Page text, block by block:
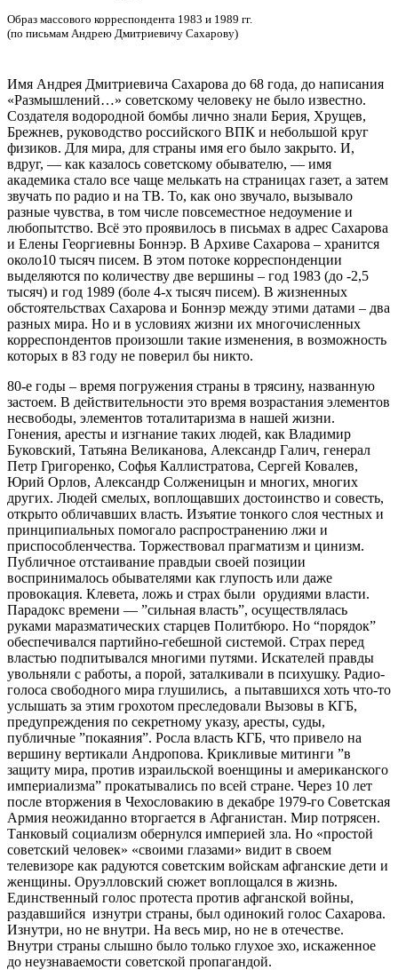
Образ массового корреспондента 1983 и 1989 гг.
(по письмам Андрею Дмитриевичу Сахарову)
Имя Андрея Дмитриевича Сахарова до 68 года, до написания
«Размышлений…» советскому человеку не было известно.
Создателя водородной бомбы лично знали Берия, Хрущев,
Брежнев, руководство российского ВПК и небольшой круг
физиков. Для мира, для страны имя его было закрыто. И,
вдруг, — как казалось советскому обывателю, — имя
академика стало все чаще мелькать на страницах газет, а затем
звучать по радио и на ТВ. То, как оно звучало, вызывало
разные чувства, в том числе повсеместное недоумение и
любопытство. Всё это проявилось в письмах в адрес Сахарова
и Елены Георгиевны Боннэр. В Архиве Сахарова – хранится
около10 тысяч писем. В этом потоке корреспонденции
выделяются по количеству две вершины – год 1983 (до -2,5
тысяч) и год 1989 (боле 4-х тысяч писем). В жизненных
обстоятельствах Сахарова и Боннэр между этими датами – два
разных мира. Но и в условиях жизни их многочисленных
корреспондентов произошли такие изменения, в возможность
которых в 83 году не поверил бы никто.
80-е годы – время погружения страны в трясину, названную
застоем. В действительности это время возрастания элементов
несвободы, элементов тоталитаризма в нашей жизни.
Гонения, аресты и изгнание таких людей, как Владимир
Буковский, Татьяна Великанова, Александр Галич, генерал
Петр Григоренко, Софья Каллистратова, Сергей Ковалев,
Юрий Орлов, Александр Солженицын и многих, многих
других. Людей смелых, воплощавших достоинство и совесть,
открыто обличавших власть. Изъятие тонкого слоя честных и
принципиальных помогало распространению лжи и
приспособленчества. Торжествовал прагматизм и цинизм.
Публичное отстаивание правдыи своей позиции
воспринималось обывателями как глупость или даже
провокация. Клевета, ложь и страх были орудиями власти.
Парадокс времени — ”сильная власть”, осуществлялась
руками маразматических старцев Политбюро. Но “порядок”
обеспечивался партийно-гебешной системой. Страх перед
властью подпитывался многими путями. Искателей правды
увольняли с работы, а порой, заталкивали в психушку. Радио-
голоса свободного мира глушились, а пытавшихся хоть что-то
услышать за этим грохотом преследовали Вызовы в КГБ,
предупреждения по секретному указу, аресты, суды,
публичные ”покаяния”. Росла власть КГБ, что привело на
вершину вертикали Андропова. Крикливые митинги ”в
защиту мира, против израильской военщины и американского
империализма” прокатывались по всей стране. Через 10 лет
после вторжения в Чехословакию в декабре 1979-го Советская
Армия неожиданно вторгается в Афганистан. Мир потрясен.
Танковый социализм обернулся империей зла. Но «простой
советский человек» «своими глазами» видит в своем
телевизоре как радуются советским войскам афганские дети и
женщины. Оруэлловский сюжет воплощался в жизнь.
Единственный голос протеста против афганской войны,
раздавшийся изнутри страны, был одинокий голос Сахарова.
Изнутри, но не внутри. На весь мир, но не в отечестве.
Внутри страны слышно было только глухое эхо, искаженное
до неузнаваемости советской пропагандой.